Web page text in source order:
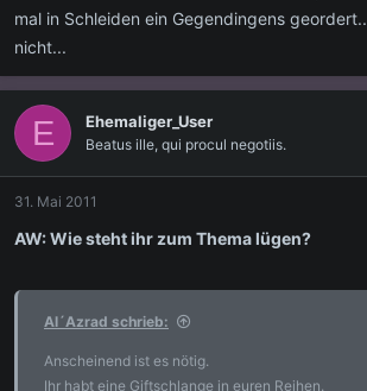
mal in Schleiden ein Gegendingens
nicht...
E Ehemaliger_User
Beatus ille, qui procul negotiis.
31. Mai 2011
AW: Wie steht ihr zum Thema lügen?
Al´Azrad schrieb:
Anscheinend ist es nötig.
Ihr habt eine Giftschlange in euren Reihen.